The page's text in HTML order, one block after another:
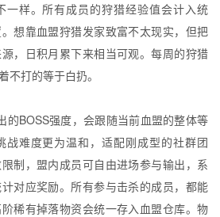
一样。所有成员的狩猎经验值会计入统
想靠血盟狩猎发家致富不太现实，但把
，日积月累下来相当可观。每周的狩猎
不打的等于白扔。
的BOSS强度，会跟随当前血盟的整体等
战难度更为温和，适配刚成型的社群团
制，盟内成员可自由进场参与输出，系
对应奖励。所有参与击杀的成员，都能
稀有掉落物资会统一存入血盟仓库。物